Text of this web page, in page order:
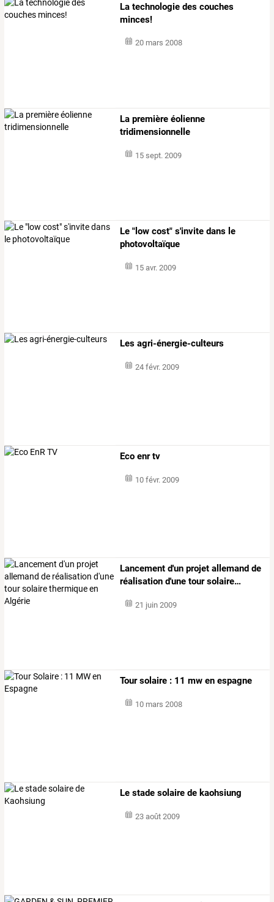
La technologie des couches
minces!
20 mars 2008
La première éolienne
tridimensionnelle
15 sept. 2009
Le "low cost" s'invite dans le
photovoltaïque
15 avr. 2009
Les agri-énergie-culteurs
24 févr. 2009
Eco enr tv
10 févr. 2009
Lancement d'un projet allemand de
réalisation d'une toursolaire…
21 juin 2009
Tour solaire : 11 mw en espagne
10 mars 2008
Le stade solaire de kaohsiung
23 août 2009